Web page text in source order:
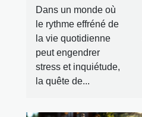
Dans un monde où
le rythme effréné de
la vie quotidienne
peut engendrer
stress et inquiétude,
la quête de...